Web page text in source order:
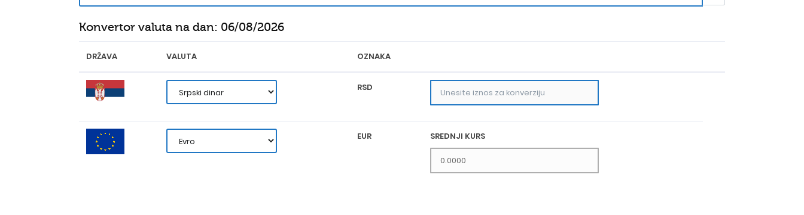
Konvertor valuta na dan: 06/08/2026
DRŽAVA VALUTA OZNAKA
RSD
EUR SREDNJI KURS